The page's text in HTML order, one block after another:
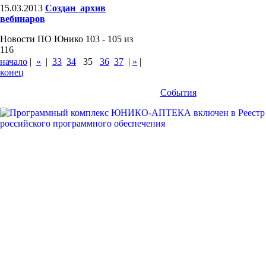
15.03.2013 Создан архив
вебинаров
Новости ПО Юнико 103 - 105 из
116
начало | « | 33 34 35 36 37 | » |
конец
События